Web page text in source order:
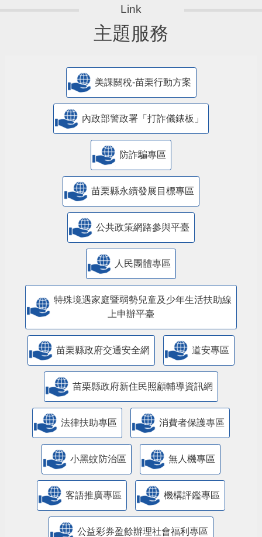
主題服務
美課關稅-苗栗行動方案
內政部警政署「打詐儀錶板」
防詐騙專區
苗栗縣永續發展目標專區
公共政策網路參與平臺
人民團體專區
特殊境遇家庭暨弱勢兒童及少年生活扶助線
上申辦平臺
苗栗縣政府交通安全網 道安專區
苗栗縣政府新住民照顧輔導資訊網
法律扶助專區 消費者保護專區
小黑蚊防治區 無人機專區
客語推廣專區 機構評鑑專區
公益彩券盈餘辦理社會福利專區